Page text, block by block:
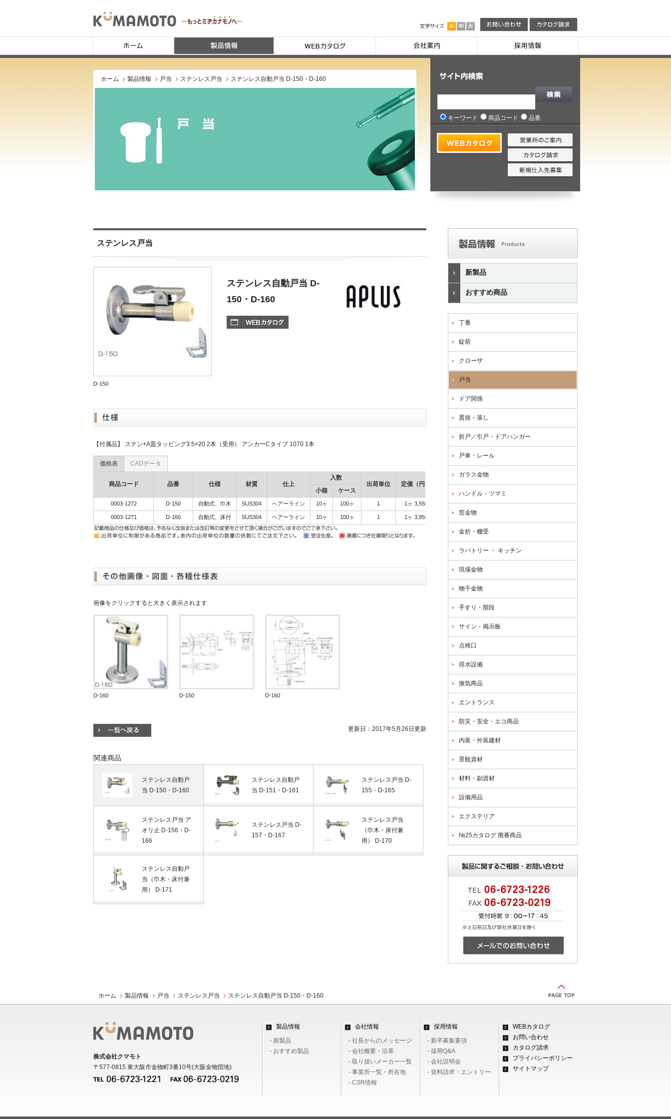
ホーム 製品情報 戸当 ステンレス戸当 ステンレス自動戸当 D-150・D-160
キーワード 商品コード 品番
ステンレス戸当
D-150
ステンレス自動戸当 D-
150・D-160
【付属品】 ステン+A皿タッピング3.5×20 2本（受用） アンカーCタイプ 1070 1本
価格表 CADデータ
商品コード 品番
0003-1272 D-150
0003-1271 D-160
仕様 材質 仕上
入数
出荷単位
定価（円）
注意事項
小箱
ケース
自動式、巾木 SUS304 ヘアーライン 10ヶ 100ヶ 1 1ヶ 3,550
自動式、床付 SUS304 ヘアーライン 10ヶ 100ヶ 1 1ヶ 3,850
画像をクリックすると大きく表示されます
D-160 D-150 D-160
更新日：2017年5月26日更新
関連商品
ステンレス自動戸
当 D-150・D-160
ステンレス自動戸
当 D-151・D-161
ステンレス戸当 D-
155・D-165
ステンレス戸当 ア
オリ止 D-156・D-
166
ステンレス戸当 D-
157・D-167
ステンレス戸当
（巾木・床付兼
用） D-170
ステンレス自動戸
当（巾木・床付兼
用） D-171
新製品
おすすめ商品
丁番
錠前
クローザ
戸当
ドア関係
貫抜・落し
折戸／引戸・ドアハンガー
戸車・レール
ガラス金物
ハンドル・ツマミ
窓金物
金折・棚受
ラバトリー ・ キッチン
現場金物
物干金物
手すり・階段
サイン・掲示板
点検口
排水設備
換気商品
エントランス
防災・安全・エコ商品
内装・外装建材
景観資材
材料・副資材
設備用品
エクステリア
№25カタログ 廃番商品
ホーム 製品情報 戸当 ステンレス戸当 ステンレス自動戸当 D-150・D-160
株式会社クマモト
〒577-0815 東大阪市金物町3番10号(大阪金物団地)
製品情報
- 新製品
- おすすめ製品
会社情報
- 社長からのメッセージ
- 会社概要・沿革
- 取り扱いメーカー一覧
- 事業所一覧・所在地
- CSR情報
採用情報
- 新卒募集要項
- 採用Q&A
- 会社説明会
- 資料請求・エントリー
WEBカタログ
お問い合わせ
カタログ請求
プライバシーポリシー
サイトマップ